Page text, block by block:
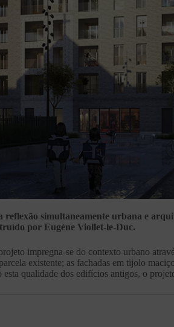
reflexão simultaneamente urbana e
por Eugène Viollet-le-Duc.
impregna-se do contexto urbano
existente; as fachadas em tijolo
qualidade dos edifícios antigos, o